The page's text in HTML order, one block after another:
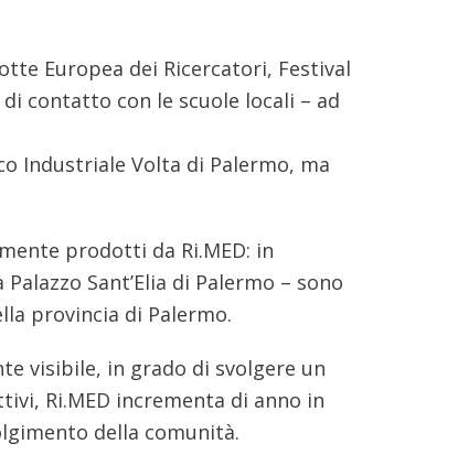
Europea dei Ricercatori, Festival
contatto con le scuole locali – ad
Industriale Volta di Palermo, ma
prodotti da Ri.MED: in
Sant’Elia di Palermo – sono
provincia di Palermo.
visibile, in grado di svolgere un
Ri.MED incrementa di anno in
della comunità.